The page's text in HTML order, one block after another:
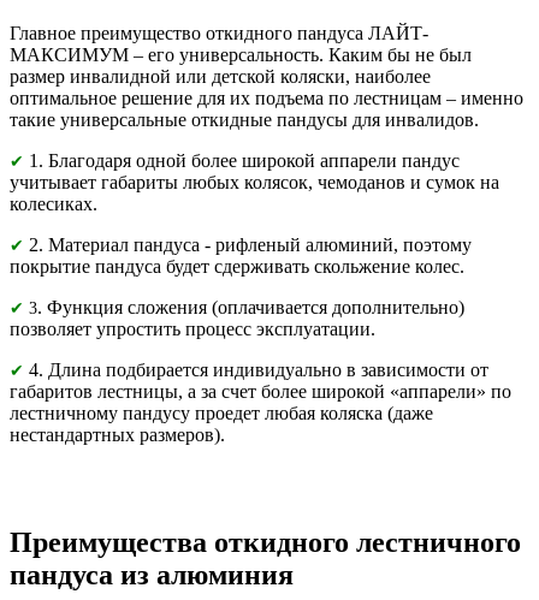
Главное преимущество откидного пандуса ЛАЙТ-
МАКСИМУМ – его универсальность. Каким бы не был
размер инвалидной или детской коляски, наиболее
оптимальное решение для их подъема по лестницам – именно
такие универсальные откидные пандусы для инвалидов.
✔ 1. Благодаря одной более широкой аппарели пандус
учитывает габариты любых колясок, чемоданов и сумок на
колесиках.
✔ 2. Материал пандуса - рифленый алюминий, поэтому
покрытие пандуса будет сдерживать скольжение колес.
✔ 3. Функция сложения (оплачивается дополнительно)
позволяет упростить процесс эксплуатации.
✔ 4. Длина подбирается индивидуально в зависимости от
габаритов лестницы, а за счет более широкой «аппарели» по
лестничному пандусу проедет любая коляска (даже
нестандартных размеров).
Преимущества откидного лестничного
пандуса из алюминия